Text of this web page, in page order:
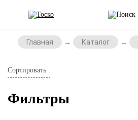
Главная Каталог
Сортировать
Фильтры